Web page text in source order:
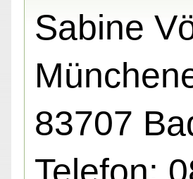
Sabine
83707